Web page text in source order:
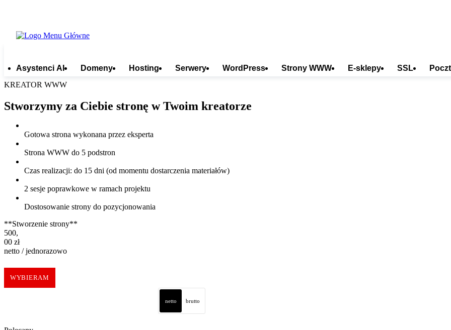
Asystenci AI Domeny Hosting Serwery WordPress Strony WWW E-sklepy SSL
KREATOR WWW
Stworzymy za Ciebie stronę w Twoim kreatorze
Gotowa strona wykonana przez eksperta
Strona WWW do 5 podstron
Czas realizacji: do 15 dni (od momentu dostarczenia materiałów)
2 sesje poprawkowe w ramach projektu
Dostosowanie strony do pozycjonowania
**Stworzenie strony**
500,00 zł netto / jednorazowo
500,
00 zł
netto / jednorazowo
WYBIERAM
netto brutto